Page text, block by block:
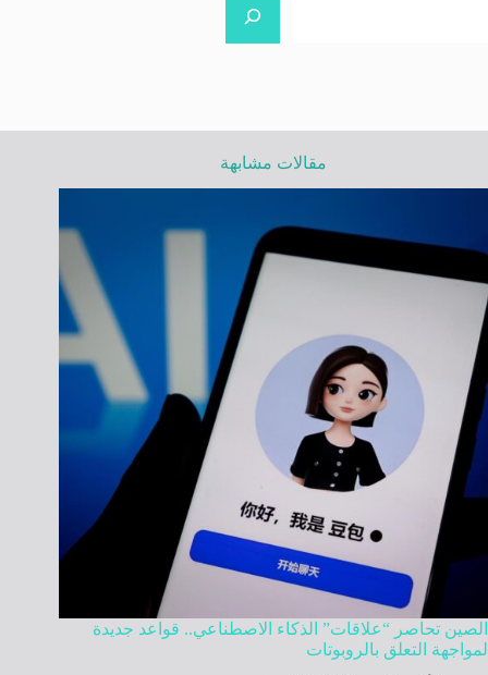
مقالات مشابهة
الصين تحاصر “علاقات” الذكاء الاصطناعي.. قواعد جديدة
لمواجهة التعلق بالروبوتات